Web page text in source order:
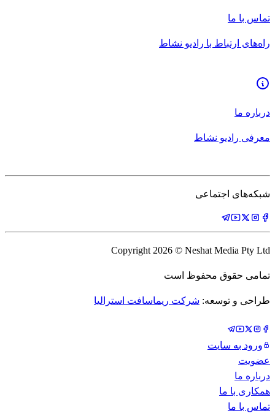
تماس با ما
راه‌های ارتباط با رادیو نشاط
درباره ما
معرفی رادیو نشاط
شبکه‌های اجتماعی
Copyright 2026 © Neshat Media Pty Ltd
تمامی حقوق محفوظ است
طراحی و توسعه: شرکت ریماسافت استرالیا
ورود به سایت
عضویت
درباره ما
همکاری با ما
تماس با ما